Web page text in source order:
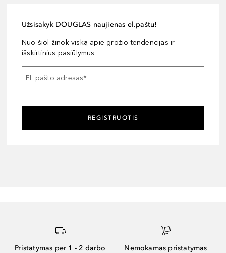
Užsisakyk DOUGLAS naujienas el.paštu!
Nuo šiol žinok viską apie grožio tendencijas ir
išskirtinius pasiūlymus
El. pašto adresas*
REGISTRUOTIS
Pristatymas per 1 - 2 darbo
Nemokamas pristatymas